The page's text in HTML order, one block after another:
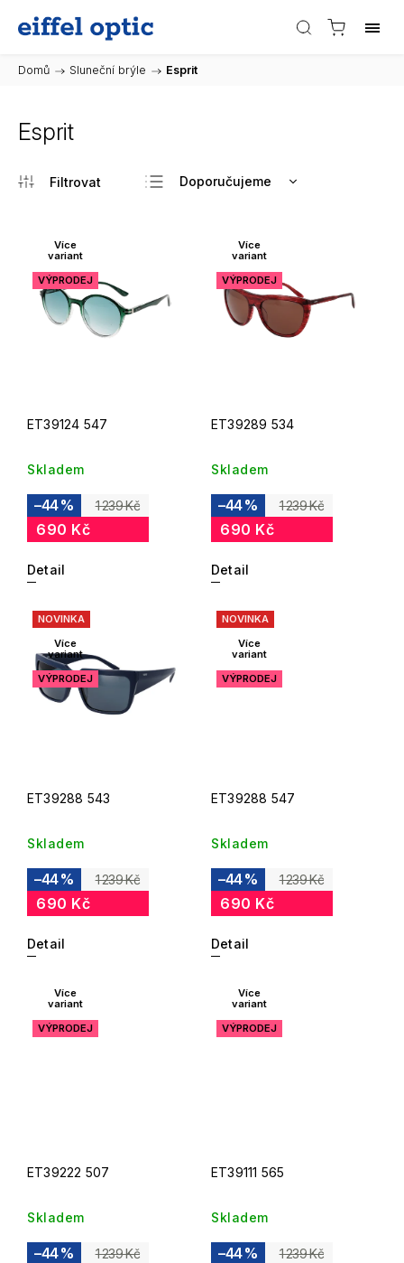
Domů / Sluneční brýle / Esprit
Esprit
Doporučujeme
Nejdražší
Abecedně
Více
variant
VÝPRODEJ
ET39124 547
Skladem
1 239 Kč
–44 %
690 Kč
Detail
Více
variant
VÝPRODEJ
ET39289 534
Skladem
1 239 Kč
–44 %
690 Kč
Detail
NOVINKA
Více
variant
VÝPRODEJ
ET39288 543
Skladem
1 239 Kč
–44 %
690 Kč
Detail
NOVINKA
Více
variant
VÝPRODEJ
ET39288 547
Skladem
1 239 Kč
–44 %
690 Kč
Detail
Více
variant
VÝPRODEJ
ET39222 507
Skladem
1 239 Kč
–44 %
Více
variant
VÝPRODEJ
ET39111 565
Skladem
1 239 Kč
–44 %